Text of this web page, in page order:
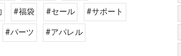
#福袋 #セール
#サポート
#パーツ #アパレル